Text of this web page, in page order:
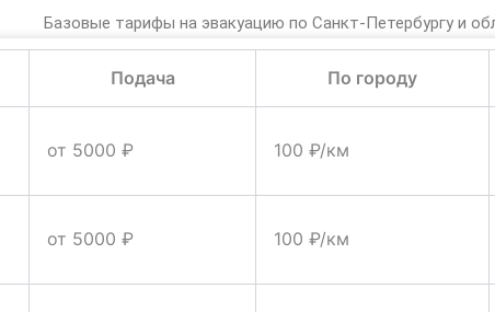
Базовые тарифы на эвакуацию по Санкт-Петербургу и
Подача По городу
от 5000 ₽ 100 ₽/км
от 5000 ₽ 100 ₽/км